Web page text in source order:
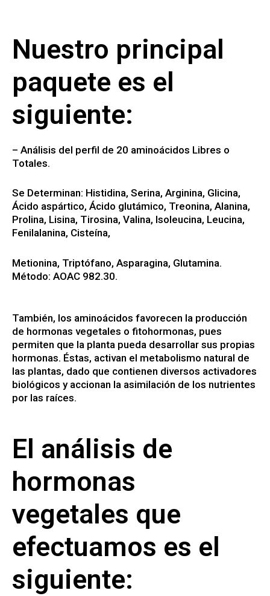
Nuestro principal
paquete es el
siguiente:
– Análisis del perfil de 20 aminoácidos Libres o
Totales.
Se Determinan: Histidina, Serina, Arginina, Glicina,
Ácido aspártico, Ácido glutámico, Treonina, Alanina,
Prolina, Lisina, Tirosina, Valina, Isoleucina, Leucina,
Fenilalanina, Cisteína,
Metionina, Triptófano, Asparagina, Glutamina.
Método: AOAC 982.30.
También, los aminoácidos favorecen la producción
de hormonas vegetales o fitohormonas, pues
permiten que la planta pueda desarrollar sus propias
hormonas. Éstas, activan el metabolismo natural de
las plantas, dado que contienen diversos activadores
biológicos y accionan la asimilación de los nutrientes
por las raíces.
El análisis de
hormonas
vegetales que
efectuamos es el
siguiente: